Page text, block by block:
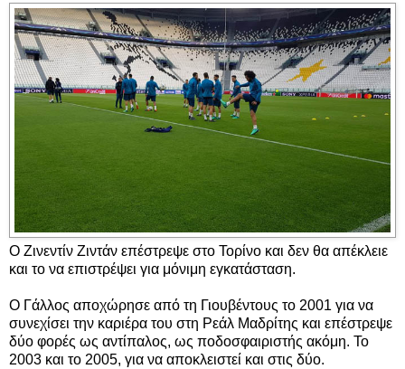
Ο Ζινεντίν Ζιντάν επέστρεψε στο Τορίνο και δεν θα απέκλειε
και το να επιστρέψει για μόνιμη εγκατάσταση.
Ο Γάλλος αποχώρησε από τη Γιουβέντους το 2001 για να
συνεχίσει την καριέρα του στη Ρεάλ Μαδρίτης και επέστρεψε
δύο φορές ως αντίπαλος, ως ποδοσφαιριστής ακόμη. Το
2003 και το 2005, για να αποκλειστεί και στις δύο.